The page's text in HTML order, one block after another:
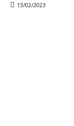
13/02/2023